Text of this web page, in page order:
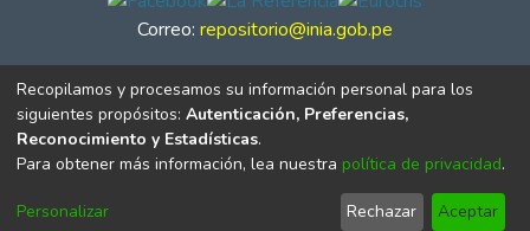
Correo: repositorio@inia.gob.pe
© Instituto Nacional de Innovación Agraria - INIA
Recopilamos y procesamos su información personal para los
siguientes propósitos: Autenticación, Preferencias,
Reconocimiento y Estadísticas.
Para obtener más información, lea nuestra política de privacidad.
Personalizar Rechazar Aceptar